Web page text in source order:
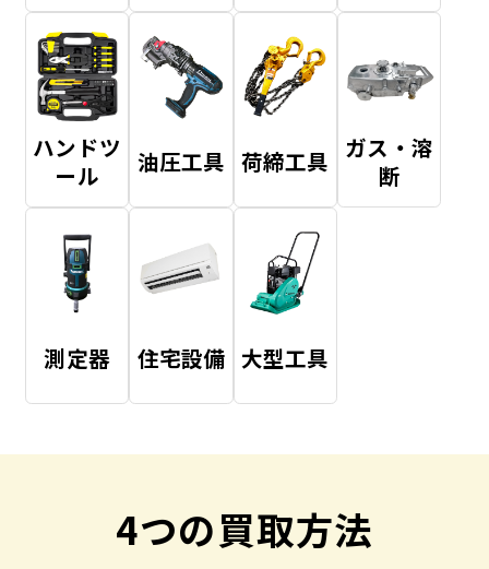
ハンドツ
ール
油圧工具 荷締工具 ガス・溶
断
測定器 住宅設備 大型工具
4つの買取方法